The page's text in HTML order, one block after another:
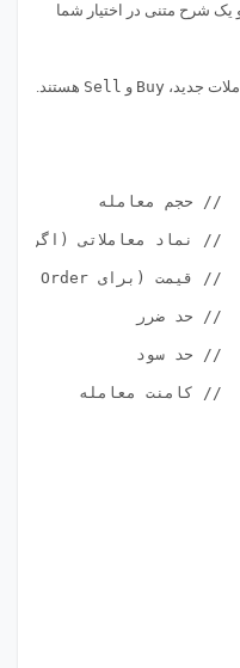
شرح متنی در اختیار شما
جدید، Buy و Sell هستند.